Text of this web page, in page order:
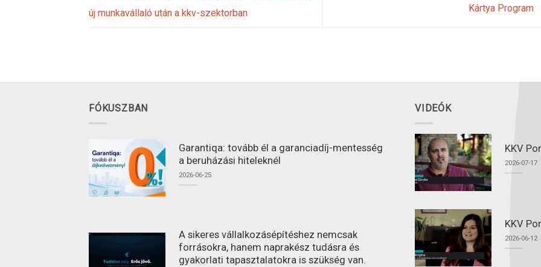
új munkavállaló után a kkv-szektorban
Kártya Program
FÓKUSZBAN
Garantiqa: tovább él a garanciadíj-mentesség
a beruházási hiteleknél
2026-06-25
A sikeres vállalkozásépítéshez nemcsak
forrásokra, hanem naprakész tudásra és
gyakorlati tapasztalatokra is szükség van.
VIDEÓK
KKV
2026-07-17
KKV
2026-06-12